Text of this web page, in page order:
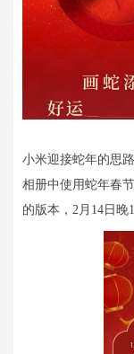
小米迎接蛇年的思
相册中使用蛇年春
的版本，2月14日晚